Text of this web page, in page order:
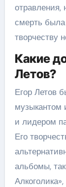
отравления,
смерть
творчеству
Какие
Летов?
Егор Летов
музыкантом
и лидером
Его
альбомы,